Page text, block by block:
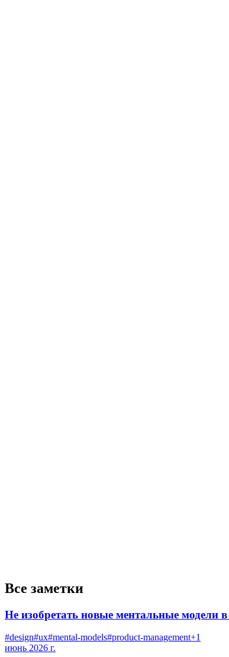
Все заметки
Не изобретать новые ментальные модели
#design#ux#mental-models#product-management+1
июнь 2026 г.